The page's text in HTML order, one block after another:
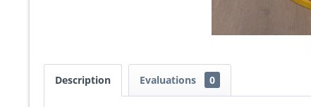
Description Evaluations 0